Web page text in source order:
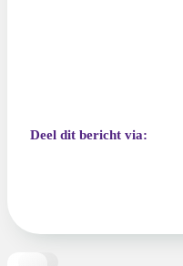
Deel dit bericht via: